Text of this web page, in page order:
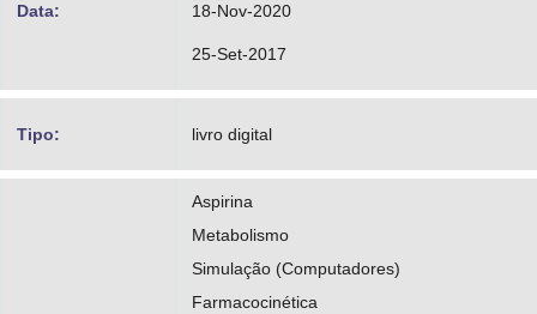
Data: 18-Nov-2020
25-Set-2017
Tipo: livro digital
Aspirina
Metabolismo
Simulação (Computadores)
Farmacocinética